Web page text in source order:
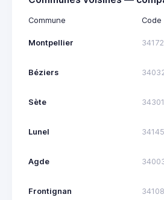
Commune Code
Montpellier 34172
Béziers
Sète 34301
Lunel 34145
Agde
Frontignan 34108